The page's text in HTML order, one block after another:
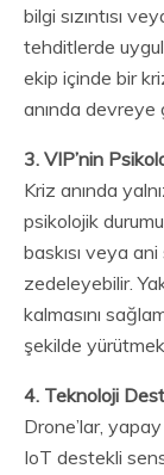
bilgi sızıntısı
tehditlerde
ekip içinde bir
anında devreye
3. VIP’nin
Kriz anında
psikolojik
baskısı veya
zedeleyebilir.
kalmasını
şekilde
4. Teknoloji
Drone’lar,
IoT destekli